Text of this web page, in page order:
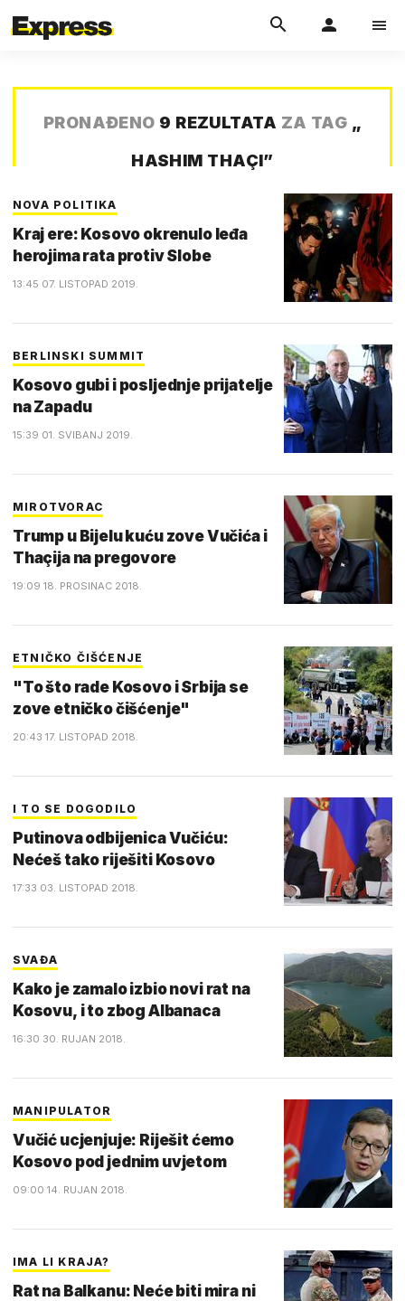
PRONAĐENO 9 REZULTATA ZA TAG „
HASHIM THAÇI”
NOVA POLITIKA
Kraj ere: Kosovo okrenulo leđa
herojima rata protiv Slobe
13:45 07. LISTOPAD 2019.
BERLINSKI SUMMIT
Kosovo gubi i posljednje prijatelje
na Zapadu
15:39 01. SVIBANJ 2019.
MIROTVORAC
Trump u Bijelu kuću zove Vučića i
Thaçija na pregovore
19:09 18. PROSINAC 2018.
ETNIČKO ČIŠĆENJE
"To što rade Kosovo i Srbija se
zove etničko čišćenje"
20:43 17. LISTOPAD 2018.
I TO SE DOGODILO
Putinova odbijenica Vučiću:
Nećeš tako riješiti Kosovo
17:33 03. LISTOPAD 2018.
SVAĐA
Kako je zamalo izbio novi rat na
Kosovu, i to zbog Albanaca
16:30 30. RUJAN 2018.
MANIPULATOR
Vučić ucjenjuje: Riješit ćemo
Kosovo pod jednim uvjetom
09:00 14. RUJAN 2018.
IMA LI KRAJA?
Rat na Balkanu: Neće biti mira ni